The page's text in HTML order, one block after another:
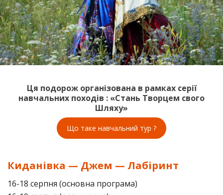
Ця подорож організована в рамках серії
навчальних походів : «Стань Творцем свого
Шляху»
Що таке навчальний тур ?
Киданівка — Джем — Лабіринт
16-18 серпня (основна програма)